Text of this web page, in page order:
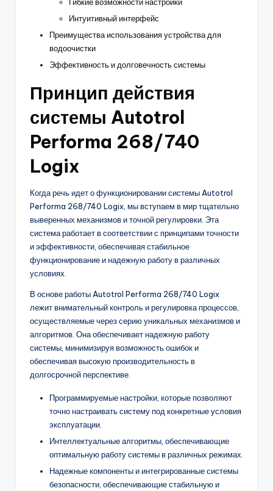
Интуитивный интерфейс
Преимущества использования устройства для
водоочистки
Эффективность и долговечность системы
Принцип действия
системы Autotrol
Performa 268/740
Logix
Когда речь идет о функционировании системы Autotrol
Performa 268/740 Logix, мы вступаем в мир тщательно
выверенных механизмов и точной регулировки. Эта
система работает в соответствии с принципами точности
и эффективности, обеспечивая стабильное
функционирование и надежную работу в различных
условиях.
В основе работы Autotrol Performa 268/740 Logix
лежит внимательный контроль и регулировка процессов,
осуществляемые через серию уникальных механизмов и
алгоритмов. Она обеспечивает надежную работу
системы, минимизируя возможность ошибок и
обеспечивая высокую производительность в
долгосрочной перспективе.
Программируемые настройки, которые позволяют
точно настраивать систему под конкретные условия
эксплуатации.
Интеллектуальные алгоритмы, обеспечивающие
оптимальную работу системы в различных режимах.
Надежные компоненты и интегрированные системы
безопасности, обеспечивающие стабильную и